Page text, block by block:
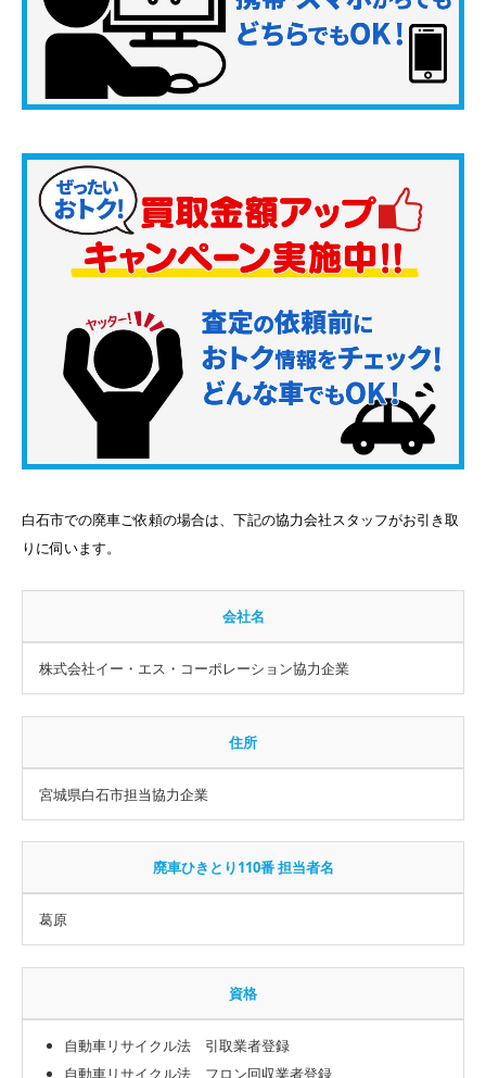
白石市での廃車ご依頼の場合は、下記の協力会社スタッフがお引き取
りに伺います。
会社名
株式会社イー・エス・コーポレーション協力企業
住所
宮城県白石市担当協力企業
廃車ひきとり110番 担当者名
葛原
資格
自動車リサイクル法 引取業者登録
自動車リサイクル法 フロン回収業者登録